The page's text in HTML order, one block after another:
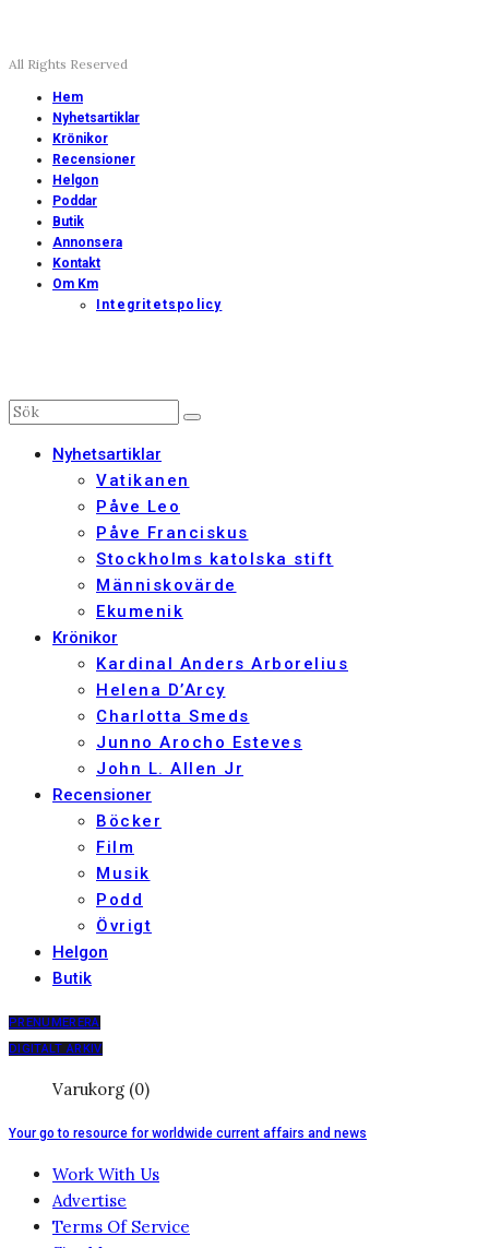
All Rights Reserved
Hem
Nyhetsartiklar
Krönikor
Recensioner
Helgon
Poddar
Butik
Annonsera
Kontakt
Om Km
Integritetspolicy
Nyhetsartiklar
Vatikanen
Påve Leo
Påve Franciskus
Stockholms katolska stift
Människovärde
Ekumenik
Krönikor
Kardinal Anders Arborelius
Helena D’Arcy
Charlotta Smeds
Junno Arocho Esteves
John L. Allen Jr
Recensioner
Böcker
Film
Musik
Podd
Övrigt
Helgon
Butik
PRENUMERERA
DIGITALT ARKIV
Varukorg (0)
Your go to resource for worldwide current affairs and news
Work With Us
Advertise
Terms Of Service